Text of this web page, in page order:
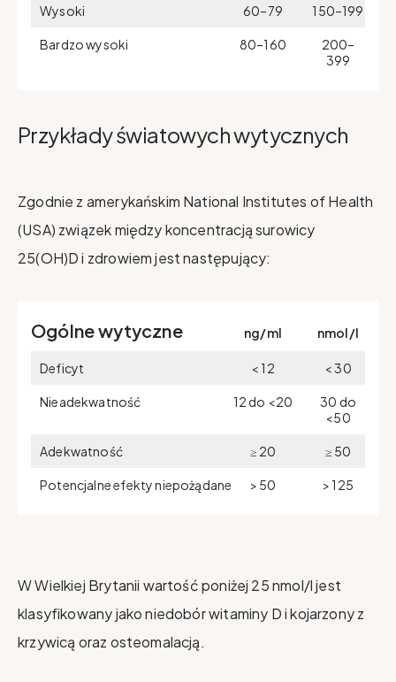
Wysoki 60–79 150–199
Bardzo wysoki 80–160
200–
399
Przykłady światowych wytycznych
Zgodnie z amerykańskim National Institutes of Health
(USA) związek między koncentracją surowicy
25(OH)D i zdrowiem jest następujący:
Ogólne wytyczne ng/ml nmol/l
Deficyt < 12 < 30
Nieadekwatność 12 do <20
30 do
<50
Adekwatność ≥ 20 ≥ 50
Potencjalne efekty niepożądane > 50 > 125
W Wielkiej Brytanii wartość poniżej 25 nmol/l jest
klasyfikowany jako niedobór witaminy D i kojarzony z
krzywicą oraz osteomalacją.